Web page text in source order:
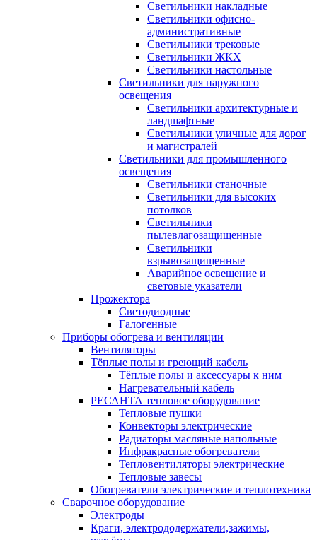
Светильники накладные
Светильники офисно-
административные
Светильники трековые
Светильники ЖКХ
Светильники настольные
Светильники для наружного
освещения
Светильники архитектурные и
ландшафтные
Светильники уличные для дорог
и магистралей
Светильники для промышленного
освещения
Светильники станочные
Светильники для высоких
потолков
Светильники
пылевлагозащищенные
Светильники
взрывозащищенные
Аварийное освещение и
световые указатели
Прожектора
Светодиодные
Галогенные
Приборы обогрева и вентиляции
Вентиляторы
Тёплые полы и греющий кабель
Тёплые полы и аксессуары к ним
Нагревательный кабель
РЕСАНТА тепловое оборудование
Тепловые пушки
Конвекторы электрические
Радиаторы масляные напольные
Инфракрасные обогреватели
Тепловентиляторы электрические
Тепловые завесы
Обогреватели электрические и теплотехника
Сварочное оборудование
Электроды
Краги, электрододержатели,зажимы,